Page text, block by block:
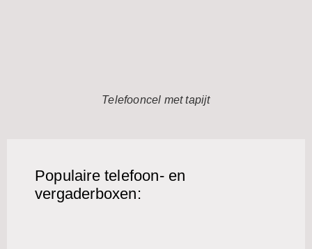
Telefooncel met tapijt
Populaire telefoon- en
vergaderboxen: